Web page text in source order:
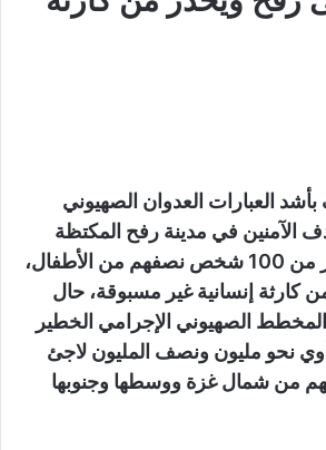
العبارات العدوان الصهيوني
الآمنين في مدينة رفح ‏المكتظة
بالنازحين، وقتل أكثر من 100 شخص نصفهم من الأطفال،
كارثة إنسانية ‏غير مسبوقة، حال
الصهيوني الإجرامي الخطير
نحو ‏مليون ونصف المليون لاجئ
من شمال غزة ووسطها وجنوبها